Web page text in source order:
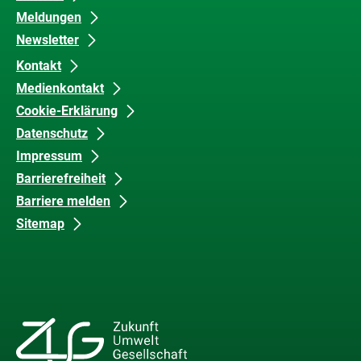
Meldungen
Newsletter
Kontakt
Medienkontakt
Cookie-Erklärung
Datenschutz
Impressum
Barrierefreiheit
Barriere melden
Sitemap